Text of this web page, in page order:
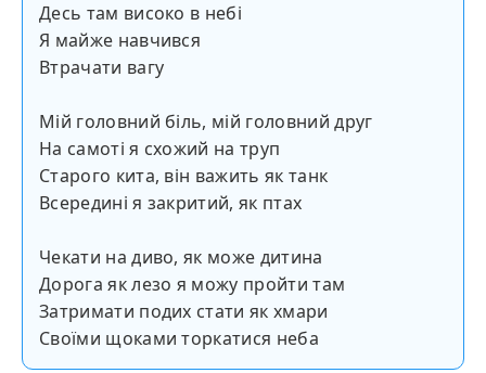
Десь там високо в небі
Я майже навчився
Втрачати вагу
Мій головний біль, мій головний друг
На самоті я схожий на труп
Старого кита, він важить як танк
Всередині я закритий, як птах
Чекати на диво, як може дитина
Дорога як лезо я можу пройти там
Затримати подих стати як хмари
Своїми щоками торкатися неба